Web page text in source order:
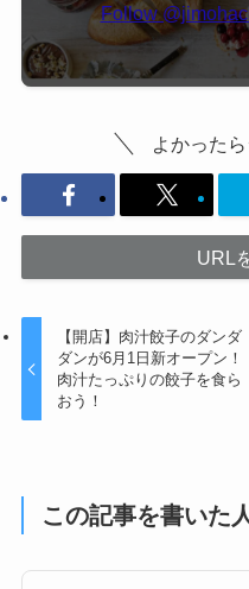
Follow
よかった
URL
【開店】肉汁餃子のダンダ
ダンが6月1日新オープン！
肉汁たっぷりの餃子を食ら
おう！
この記事を書いた